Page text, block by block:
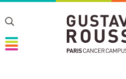
Toggle
Toggle